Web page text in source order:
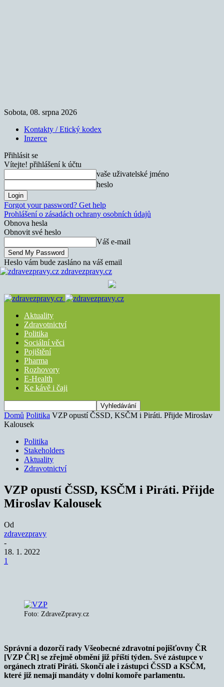
Sobota, 08. srpna 2026
Kontakty / Etický kodex
Inzerce
Přihlásit se
Vítejte! přihlášení k účtu
vaše uživatelské jméno
heslo
Forgot your password? Get help
Prohlášení o zásadách ochrany osobních údajů
Obnova hesla
Obnovit své heslo
Váš e-mail
Heslo vám bude zasláno na váš email
zdravezpravy.cz
Aktuality
Zdravotnictví
Politika
Sociální věci
Pojištění
Pharma
Rozhovory
E-Health
Ke kávě i čaji
Domů Politika VZP opustí ČSSD, KSČM i Piráti. Přijde Miroslav
Kalousek
Politika
Stakeholders
Aktuality
Zdravotnictví
VZP opustí ČSSD, KSČM i Piráti. Přijde
Miroslav Kalousek
Od
zdravezpravy
-
18. 1. 2022
1
Foto: ZdraveZpravy.cz
Správní a dozorčí rady Všeobecné zdravotní pojišťovny ČR
[VZP ČR] se zřejmě obmění již příští týden. Své zástupce v
orgánech ztratí Piráti. Skončí ale i zástupci ČSSD a KSČM,
které již nemají mandáty v dolní komoře parlamentu.